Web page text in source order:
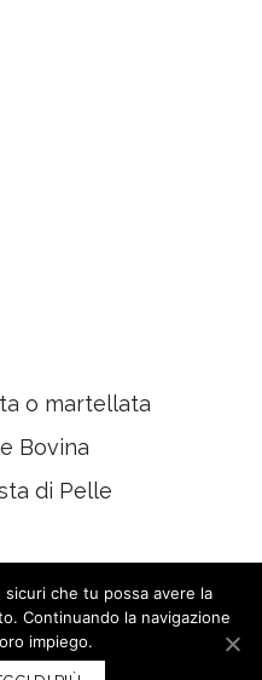
o martellata
Bovina
di Pelle
che tu possa avere la
Continuando la navigazione
impiego.